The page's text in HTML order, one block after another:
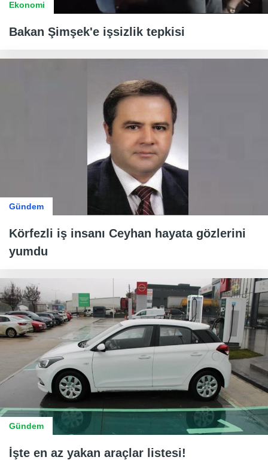
Ekonomi
Bakan Şimşek'e işsizlik tepkisi
Gündem
Körfezli iş insanı Ceyhan hayata gözlerini
yumdu
Gündem
İşte en az yakan araçlar listesi!